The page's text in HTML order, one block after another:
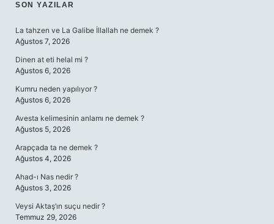
SIDEBAR
SON YAZILAR
La tahzen ve La Galibe İllallah ne demek ?
Ağustos 7, 2026
Dinen at eti helal mi ?
Ağustos 6, 2026
Kumru neden yapılıyor ?
Ağustos 6, 2026
Avesta kelimesinin anlamı ne demek ?
Ağustos 5, 2026
Arapçada ta ne demek ?
Ağustos 4, 2026
Ahad-ı Nas nedir ?
Ağustos 3, 2026
Veysi Aktaş’ın suçu nedir ?
Temmuz 29, 2026